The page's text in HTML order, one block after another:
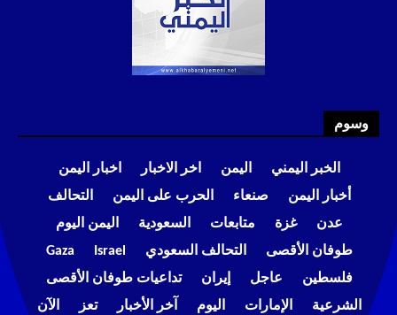
وسوم
الخبر اليمني اليمن اخر الاخبار
اخبار اليمن
أخبار اليمن
صنعاء الحرب على اليمن
التحالف
عدن
غزة متابعات السعودية
اليمن اليوم
طوفان الأقصى
التحالف السعودي Israel
Gaza
فلسطين
عاجل إيران
تداعيات طوفان الأقصى
الشرعية
الإمارات اليوم آخر الأخبار تعز الآن